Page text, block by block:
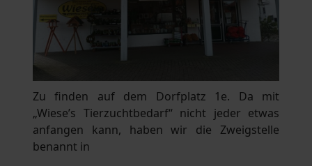
Zu finden auf dem Dorfplatz 1e. Da mit
„Wiese’s Tierzuchtbedarf“ nicht jeder etwas
anfangen kann, haben wir die Zweigstelle
benannt in